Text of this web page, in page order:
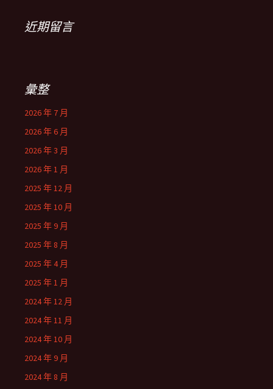
近期留言
彙整
2026 年 7 月
2026 年 6 月
2026 年 3 月
2026 年 1 月
2025 年 12 月
2025 年 10 月
2025 年 9 月
2025 年 8 月
2025 年 4 月
2025 年 1 月
2024 年 12 月
2024 年 11 月
2024 年 10 月
2024 年 9 月
2024 年 8 月